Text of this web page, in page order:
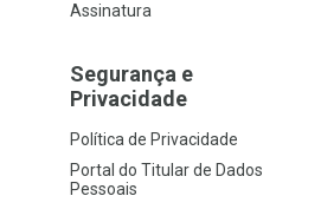
Assinatura
Segurança e
Privacidade
Política de Privacidade
Portal do Titular de Dados
Pessoais